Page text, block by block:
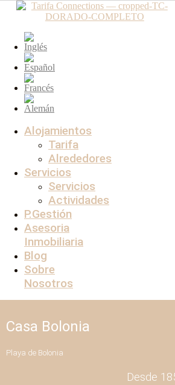
Alojamientos
Tarifa
Alrededores
Servicios
Servicios
Actividades
P.Gestión
Asesoria
Inmobiliaria
Blog
Sobre
Nosotros
Casa Bolonia
Playa de Bolonia
Desde